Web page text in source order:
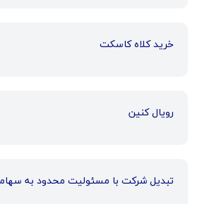
خرید کلاه کاسکت
رویال کنین
تبدیل شرکت با مسئولیت محدود به